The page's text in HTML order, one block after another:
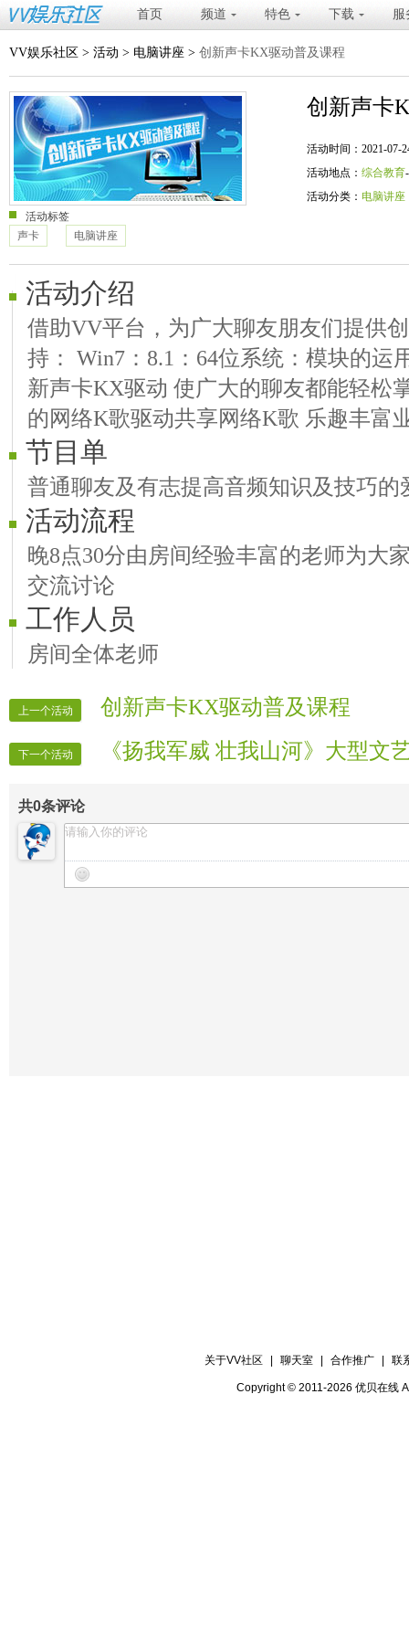
首页 频道 特色 下载 服
VV娱乐社区 > 活动 > 电脑讲座 > 创新声卡KX驱动普及课程
创新声卡
活动时间：2021-07-
活动地点： 综合教育
活动分类： 电脑讲座
活动标签
声卡
电脑讲座
活动介绍
借助VV平台，为广大聊友朋友们提供
持： Win7：8.1：64位系统：模块的运
新声卡KX驱动 使广大的聊友都能轻松
的网络K歌驱动共享网络K歌 乐趣丰富
节目单
普通聊友及有志提高音频知识及技巧的
活动流程
晚8点30分由房间经验丰富的老师为大
交流讨论
工作人员
房间全体老师
上一个活动 创新声卡KX驱动普及课程
下一个活动 《扬我军威 壮我山河》大型文
共0条评论
关于VV社区 聊天室 合作推广 联
Copyright © 2011-2026 优贝在线